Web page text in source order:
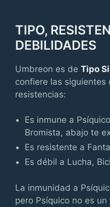
TIPO,
DEBILIDADES
Umbreon es de Tipo
confiere las siguientes
resistencias:
Es inmune a
Bromista, abajo te
Es resistente a
Es débil a Lucha,
La inmunidad a
pero Psíquico no es